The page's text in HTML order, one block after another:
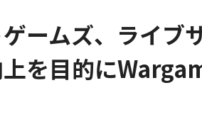
ームズ、ライブ
を目的に